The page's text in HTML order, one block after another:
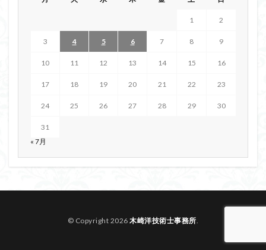
1 2
3 4 5 6 7 8 9
10 11 12 13 14 15 16
17 18 19 20 21 22 23
24 25 26 27 28 29 30
31
« 7月
© Copyright 2026木崎洋技術士事務所.